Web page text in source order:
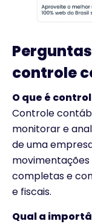
controle
O que é
Controle
monitorar e
de uma
movimentações
completas e
e fiscais.
Qual a